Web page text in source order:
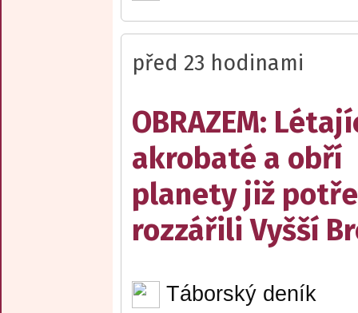
před 23 hodinami
OBRAZEM:
akrobaté a obří
planety již
rozzářili Vyšší
Táborský deník